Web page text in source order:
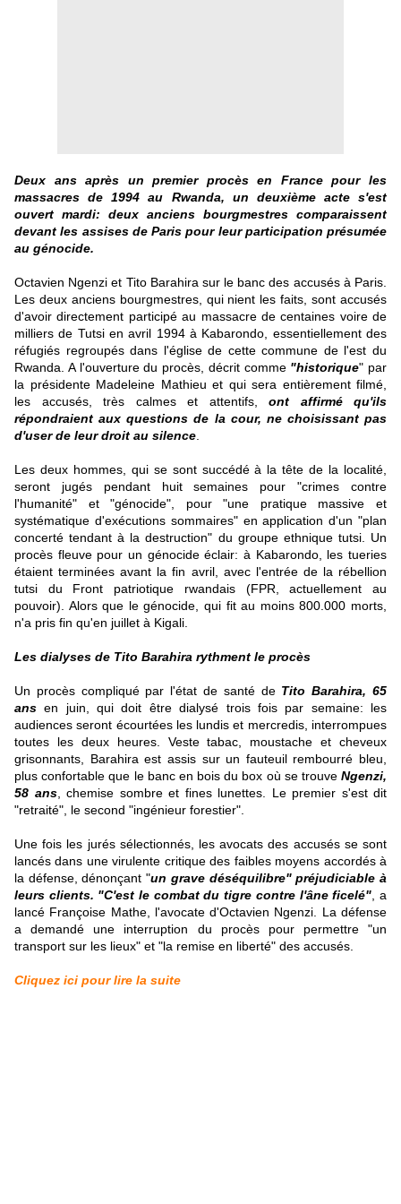
Deux ans après un premier procès en France pour les
massacres de 1994 au Rwanda, un deuxième acte s'est
ouvert mardi: deux anciens bourgmestres comparaissent
devant les assises de Paris pour leur participation présumée
au génocide.
Octavien Ngenzi et Tito Barahira sur le banc des accusés à Paris.
Les deux anciens bourgmestres, qui nient les faits, sont accusés
d'avoir directement participé au massacre de centaines voire de
milliers de Tutsi en avril 1994 à Kabarondo, essentiellement des
réfugiés regroupés dans l'église de cette commune de l'est du
Rwanda. A l'ouverture du procès, décrit comme "historique" par
la présidente Madeleine Mathieu et qui sera entièrement filmé,
les accusés, très calmes et attentifs, ont affirmé qu'ils
répondraient aux questions de la cour, ne choisissant pas
d'user de leur droit au silence
Les deux hommes, qui se sont succédé à la tête de la localité,
seront jugés pendant huit semaines pour "crimes contre
l'humanité" et "génocide", pour "une pratique massive et
systématique d'exécutions sommaires" en application d'un "plan
concerté tendant à la destruction" du groupe ethnique tutsi. Un
procès fleuve pour un génocide éclair: à Kabarondo, les tueries
étaient terminées avant la fin avril, avec l'entrée de la rébellion
tutsi du Front patriotique rwandais (FPR, actuellement au
pouvoir). Alors que le génocide, qui fit au moins 800.000 morts,
n'a pris fin qu'en juillet à Kigali.
Les dialyses de Tito Barahira rythment le procès
Un procès compliqué par l'état de santé de Tito Barahira, 65
ans en juin, qui doit être dialysé trois fois par semaine: les
audiences seront écourtées les lundis et mercredis, interrompues
toutes les deux heures. Veste tabac, moustache et cheveux
grisonnants, Barahira est assis sur un fauteuil rembourré bleu,
plus confortable que le banc en bois du box où se trouve Ngenzi,
58 ans, chemise sombre et fines lunettes. Le premier s'est dit
"retraité", le second "ingénieur forestier".
Une fois les jurés sélectionnés, les avocats des accusés se sont
lancés dans une virulente critique des faibles moyens accordés à
la défense, dénonçant "un grave déséquilibre" préjudiciable à
leurs clients. "C'est le combat du tigre contre l'âne ficelé" , a
lancé Françoise Mathe, l'avocate d'Octavien Ngenzi. La défense
a demandé une interruption du procès pour permettre "un
transport sur les lieux" et "la remise en liberté" des accusés.
Cliquez ici pour lire la suite